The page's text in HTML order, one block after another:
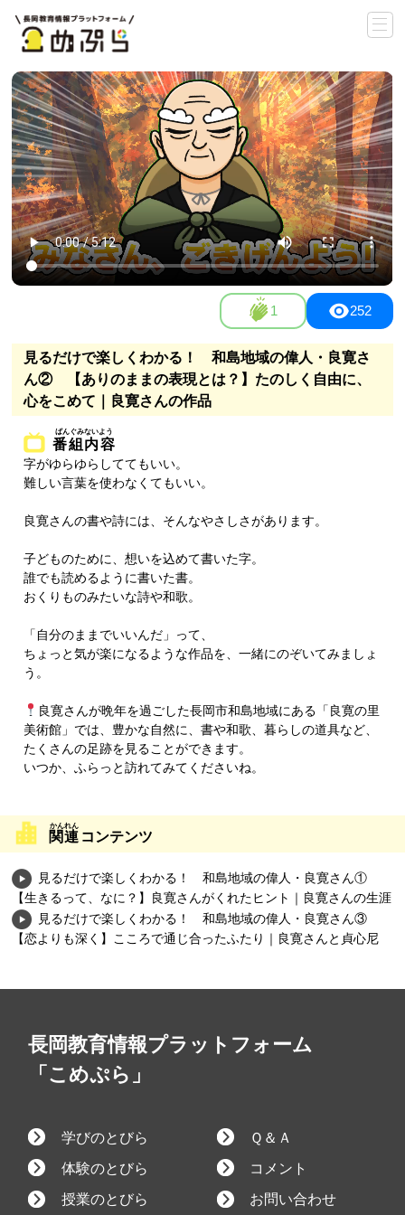
1 252
見るだけで楽しくわかる！ 和島地域の偉人・良寛さ
ん② 【ありのままの表現とは？】たのしく自由に、
心をこめて｜良寛さんの作品
番組内容
字がゆらゆらしててもいい。
難しい言葉を使わなくてもいい。
良寛さんの書や詩には、そんなやさしさがあります。
子どものために、想いを込めて書いた字。
誰でも読めるように書いた書。
おくりものみたいな詩や和歌。
「自分のままでいいんだ」って、
ちょっと気が楽になるような作品を、一緒にのぞいてみましょ
う。
良寛さんが晩年を過ごした長岡市和島地域にある「良寛の里
美術館」では、豊かな自然に、書や和歌、暮らしの道具など、
たくさんの足跡を見ることができます。
いつか、ふらっと訪れてみてくださいね。
関連 コンテンツ
見るだけで楽しくわかる！ 和島地域の偉人・良寛さん①
【生きるって、なに？】良寛さんがくれたヒント｜良寛さんの生涯
見るだけで楽しくわかる！ 和島地域の偉人・良寛さん③
【恋よりも深く】こころで通じ合ったふたり｜良寛さんと貞心尼
長岡教育情報プラットフォーム
「こめぷら」
学びのとびら
体験のとびら
授業のとびら
Ｑ＆Ａ
コメント
お問い合わせ